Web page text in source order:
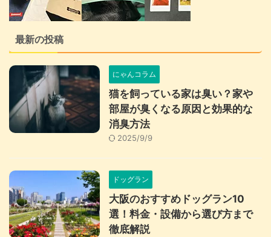
最新の投稿
にゃんコラム
猫を飼っている家は臭い？家や
部屋が臭くなる原因と効果的な
消臭方法
2025/9/9
ドッグラン
大阪のおすすめドッグラン10
選！料金・設備から選び方まで
徹底解説